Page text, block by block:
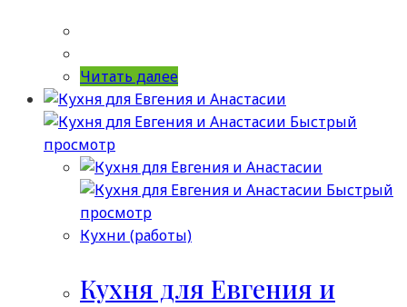
Читать далее
Быстрый
просмотр
Быстрый
просмотр
Кухни (работы)
Кухня для Евгения и